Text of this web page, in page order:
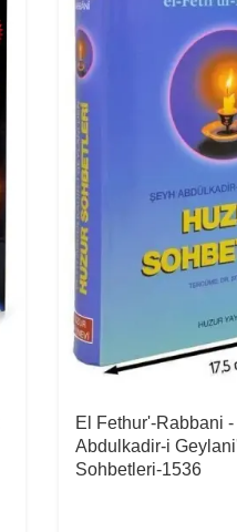
El Fethur'-Rabbani
Abdulkadir-i
Sohbetleri-1536